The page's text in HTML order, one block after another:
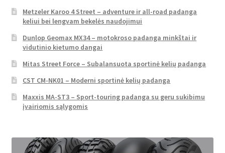
Metzeler Karoo 4 Street – adventure ir all-road padanga
keliui bei lengvam bekelės naudojimui
Dunlop Geomax MX34 – motokroso padanga minkštai ir
vidutinio kietumo dangai
Mitas Street Force – Subalansuota sportinė kelių padanga
CST CM-NK01 – Moderni sportinė kelių padanga
Maxxis MA-ST3 – Sport-touring padanga su geru sukibimu
įvairiomis sąlygomis